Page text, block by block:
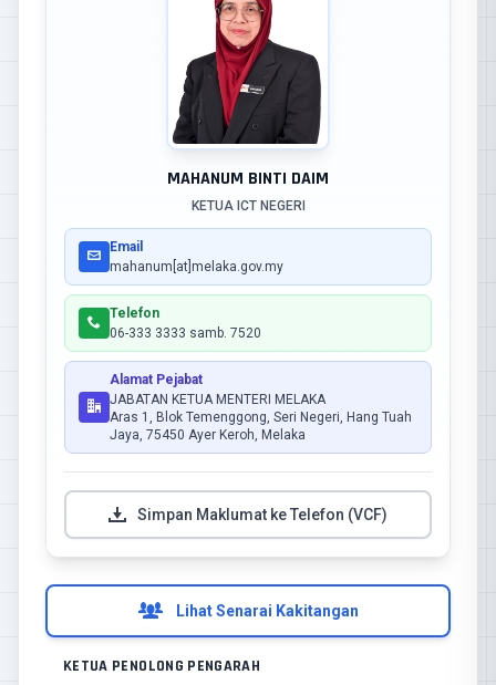
MAHANUM BINTI DAIM
KETUA ICT NEGERI
Email
mahanum[at]melaka.gov.my
Telefon
06-333 3333 samb. 7520
Alamat Pejabat
JABATAN KETUA MENTERI MELAKA
Aras 1, Blok Temenggong, Seri Negeri, Hang Tuah
Jaya, 75450 Ayer Keroh, Melaka
Simpan Maklumat ke Telefon (VCF)
Lihat Senarai Kakitangan
KETUA PENOLONG PENGARAH